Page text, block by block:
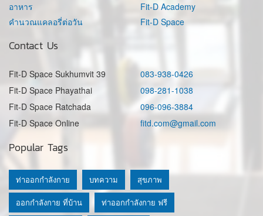
อาหาร
คำนวณแคลอรี่ต่อวัน
Fit-D Academy
Fit-D Space
Contact Us
Fit-D Space Sukhumvit 39
083-938-0426
Fit-D Space Phayathai
098-281-1038
Fit-D Space Ratchada
096-096-3884
Fit-D Space Online
fitd.com@gmail.com
Popular Tags
ท่าออกกำลังกาย บทความ สุขภาพ
ออกกำลังกาย ที่บ้าน ท่าออกกำลังกาย ฟรี